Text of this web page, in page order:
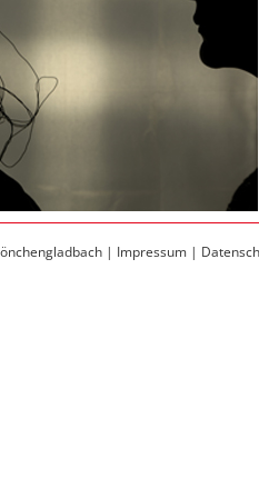
| Impressum |